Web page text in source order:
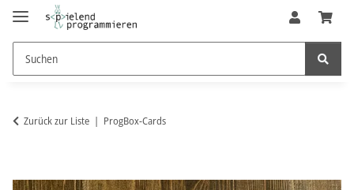
Zurück zur Liste ProgBox-Cards